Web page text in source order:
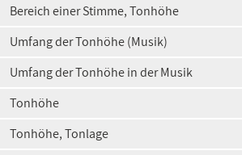
Bereich einer Stimme, Tonhöhe
Umfang der Tonhöhe (Musik)
Umfang der Tonhöhe in der Musik
Tonhöhe
Tonhöhe, Tonlage